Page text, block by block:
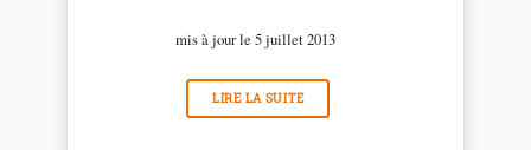
mis à jour le 5 juillet 2013
LIRE LA SUITE